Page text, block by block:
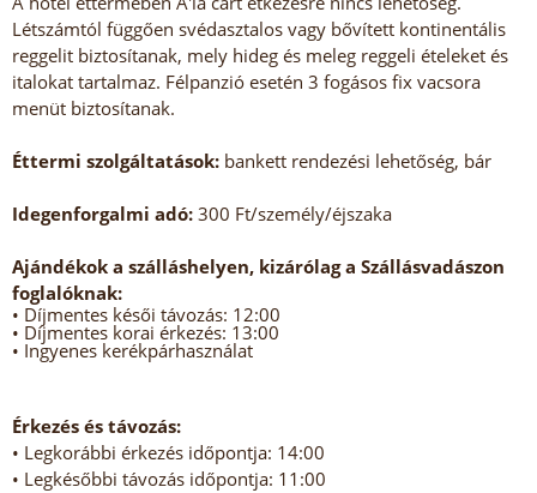
Létszámtól függően svédasztalos vagy bővített kontinentális
reggelit biztosítanak, mely hideg és meleg reggeli ételeket és
italokat tartalmaz. Félpanzió esetén 3 fogásos fix vacsora
menüt biztosítanak.
Éttermi szolgáltatások: bankett rendezési lehetőség, bár
Idegenforgalmi adó: 300 Ft/személy/éjszaka
Ajándékok a szálláshelyen, kizárólag a Szállásvadászon
foglalóknak:
• Díjmentes késői távozás: 12:00
• Díjmentes korai érkezés: 13:00
• Ingyenes kerékpárhasználat
Érkezés és távozás:
• Legkorábbi érkezés időpontja: 14:00
• Legkésőbbi távozás időpontja: 11:00